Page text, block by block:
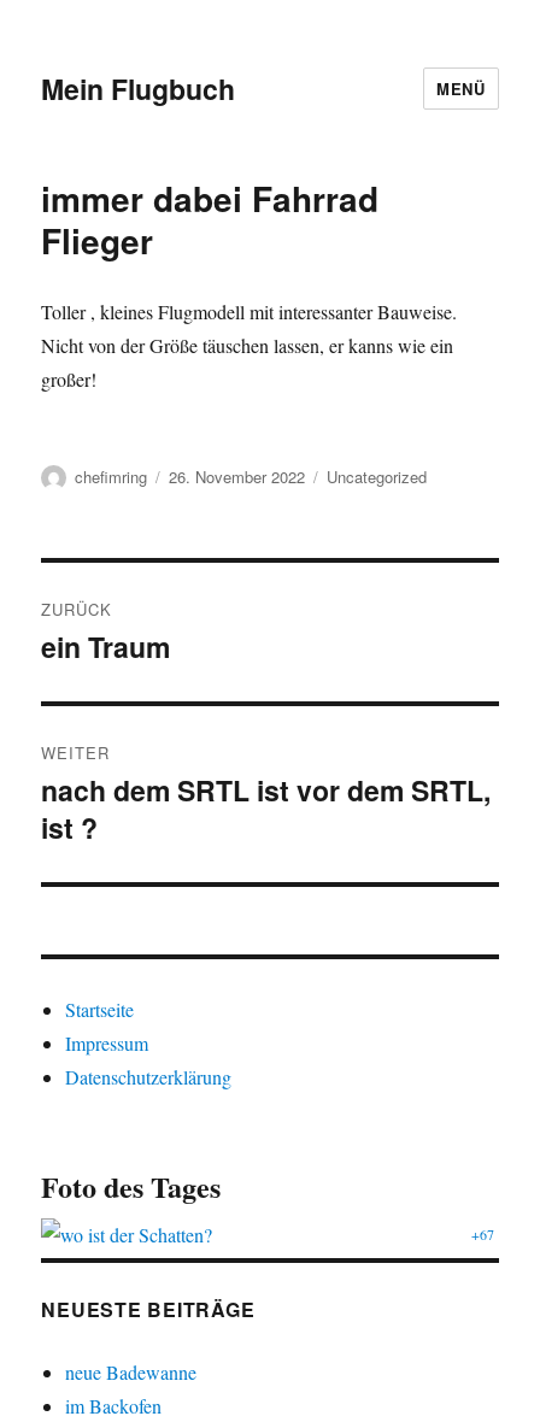
Mein Flugbuch MENÜ
immer dabei Fahrrad
Flieger
Toller , kleines Flugmodell mit interessanter Bauweise.
Nicht von der Größe täuschen lassen, er kanns wie ein
großer!
Autor
chefimring
Veröffentlicht
26. November 2022 Kategorien
Uncategorized
ZURÜCK
Vorheriger
ein Traum
WEITER
Nächster
Beitrag:
nach dem SRTL ist vor dem SRTL,
ist ?
Startseite
Impressum
Datenschutzerklärung
Foto des Tages
+67
NEUESTE BEITRÄGE
neue Badewanne
im Backofen